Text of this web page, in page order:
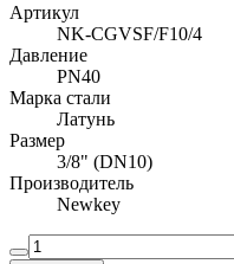
Артикул
NK-CGVSF/F10/4
Давление
PN40
Марка стали
Латунь
Размер
3/8" (DN10)
Производитель
Newkey